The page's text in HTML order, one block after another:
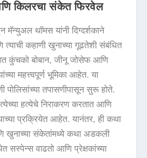
किलरचा संकेत फिरवेल
मॅन्युअल थॉमस यांनी दिग्दर्शकाने
कहाणी खुनाच्या गूढतेशी संबंधित
कुंचको बोबान, जीनू जोसेफ आणि
महत्त्वपूर्ण भूमिका आहेत. या
पोलिसांच्या तपासणीपासून सुरू होते.
हत्येचे निराकरण करतात आणि
प्रक्रियेत आहेत. यानंतर, ही कथा
खुनाच्या संकेतांमध्ये कथा अडकली
सस्पेन्स वाढतो आणि प्रेक्षकांच्या